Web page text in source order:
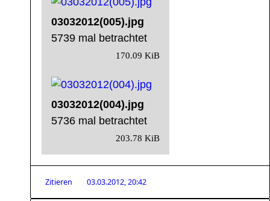
03032012(005).jpg
5739 mal betrachtet
170.09 KiB
03032012(004).jpg
5736 mal betrachtet
203.78 KiB
Zitieren 03.03.2012, 20:42